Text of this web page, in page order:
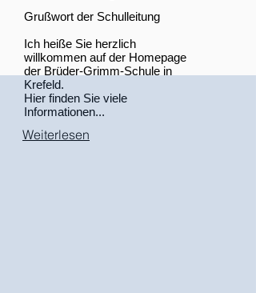
Grußwort der Schulleitung
Ich heiße Sie herzlich
willkommen auf der Homepage
der Brüder-Grimm-Schule in
Krefeld.
Hier finden Sie viele
Informationen...
Weiterlesen